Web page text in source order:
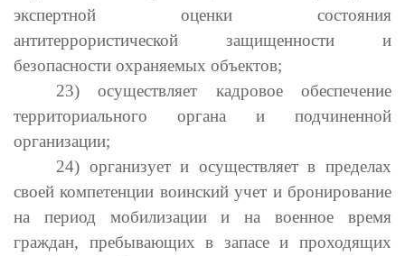
экспертной оценки состояния
антитеррористической защищенности и
безопасности охраняемых объектов;
23) осуществляет кадровое обеспечение
территориального органа и подчиненной
организации;
24) организует и осуществляет в пределах
своей компетенции воинский учет и бронирование
на период мобилизации и на военное время
граждан, пребывающих в запасе и проходящих